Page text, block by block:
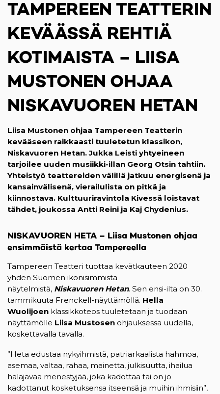
TAMPEREEN TEATTERIN
KEVÄÄSSÄ REHTIÄ
KOTIMAISTA – LIISA
MUSTONEN OHJAA
NISKAVUOREN HETAN
Liisa Mustonen ohjaa Tampereen Teatterin
kevääseen raikkaasti tuuletetun klassikon,
Niskavuoren Hetan. Jukka Leisti yhtyeineen
tarjoilee uuden musiikki-illan Georg Otsin tahtiin.
Yhteistyö teattereiden välillä jatkuu energisenä ja
kansainvälisenä, vierailulista on pitkä ja
kiinnostava. Kulttuuriravintola Kivessä loistavat
tähdet, joukossa Antti Reini ja Kaj Chydenius.
NISKAVUOREN HETA – Liisa Mustonen ohjaa
ensimmäistä kertaa Tampereella
Tampereen Teatteri tuottaa kevätkauteen 2020
yhden Suomen ikonisimmista
näytelmistä, Niskavuoren Hetan. Sen ensi-ilta on 30.
tammikuuta Frenckell-näyttämöllä. Hella
Wuolijoen klassikkoteos tuuletetaan ja tuodaan
näyttämölle Liisa Mustosen ohjauksessa uudella,
koskettavalla tavalla.
”Heta edustaa nykyihmistä, patriarkaalista hahmoa,
asemaa, valtaa, rahaa, mainetta, julkisuutta, ihailua
halajavaa menestyjää, joka kadottaa tai on jo
kadottanut kosketuksensa itseensä ja muihin ihmisiin”,